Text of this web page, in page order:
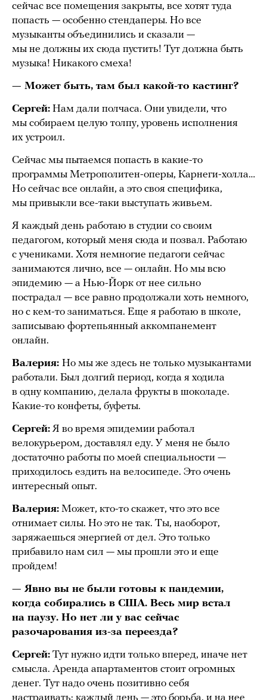
сейчас все помещения закрыты, все хотят туда
попасть — особенно стендаперы. Но все
музыканты объединились и сказали —
мы не должны их сюда пустить! Тут должна быть
музыка! Никакого смеха!
— Может быть, там был какой-то кастинг?
Сергей: Нам дали полчаса. Они увидели, что
мы собираем целую толпу, уровень исполнения
их устроил.
Сейчас мы пытаемся попасть в какие-то
программы Метрополитен-оперы, Карнеги-холла…
Но сейчас все онлайн, а это своя специфика,
мы привыкли все-таки выступать живьем.
Я каждый день работаю в студии со своим
педагогом, который меня сюда и позвал. Работаю
с учениками. Хотя немногие педагоги сейчас
занимаются лично, все — онлайн. Но мы всю
эпидемию — а Нью-Йорк от нее сильно
пострадал — все равно продолжали хоть немного,
но с кем-то заниматься. Еще я работаю в школе,
записываю фортепьянный аккомпанемент
онлайн.
Валерия: Но мы же здесь не только музыкантами
работали. Был долгий период, когда я ходила
в одну компанию, делала фрукты в шоколаде.
Какие-то конфеты, буфеты.
Сергей: Я во время эпидемии работал
велокурьером, доставлял еду. У меня не было
достаточно работы по моей специальности —
приходилось ездить на велосипеде. Это очень
интересный опыт.
Валерия: Может, кто-то скажет, что это все
отнимает силы. Но это не так. Ты, наоборот,
заряжаешься энергией от дел. Это только
прибавило нам сил — мы прошли это и еще
пройдем!
— Явно вы не были готовы к пандемии,
когда собирались в США. Весь мир встал
на паузу. Но нет ли у вас сейчас
разочарования из-за переезда?
Сергей: Тут нужно идти только вперед, иначе нет
смысла. Аренда апартаментов стоит огромных
денег. Тут надо очень позитивно себя